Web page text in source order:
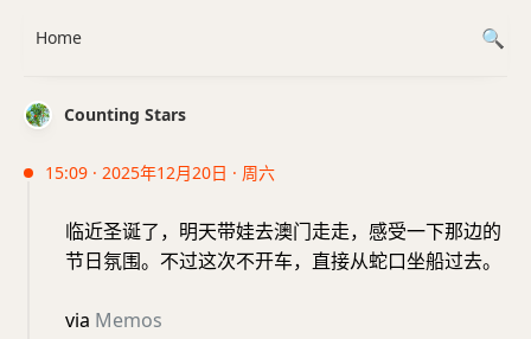
Counting Stars
15:09 · 2025年12月20日 · 周六
临近圣诞了，明天带娃去澳门走走，感受一下那边的
节日氛围。不过这次不开车，直接从蛇口坐船过去。
via Memos
Home